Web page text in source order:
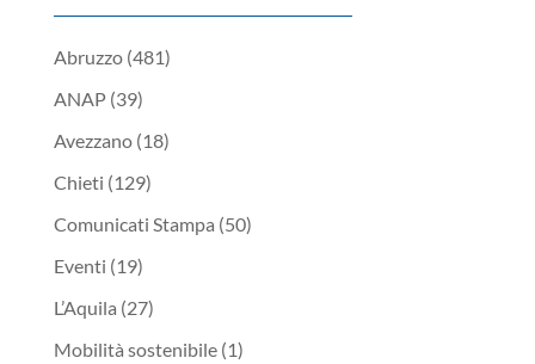
Abruzzo(481)
ANAP(39)
Avezzano(18)
Chieti (129)
Comunicati Stampa (50)
Eventi (19)
L’Aquila (27)
Mobilità sostenibile(1)